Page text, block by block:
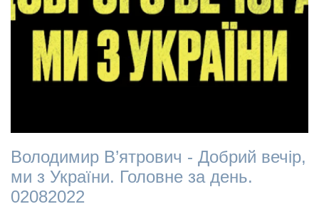
Володимир В’ятрович - Добрий вечір,
ми з України. Головне за день.
02082022